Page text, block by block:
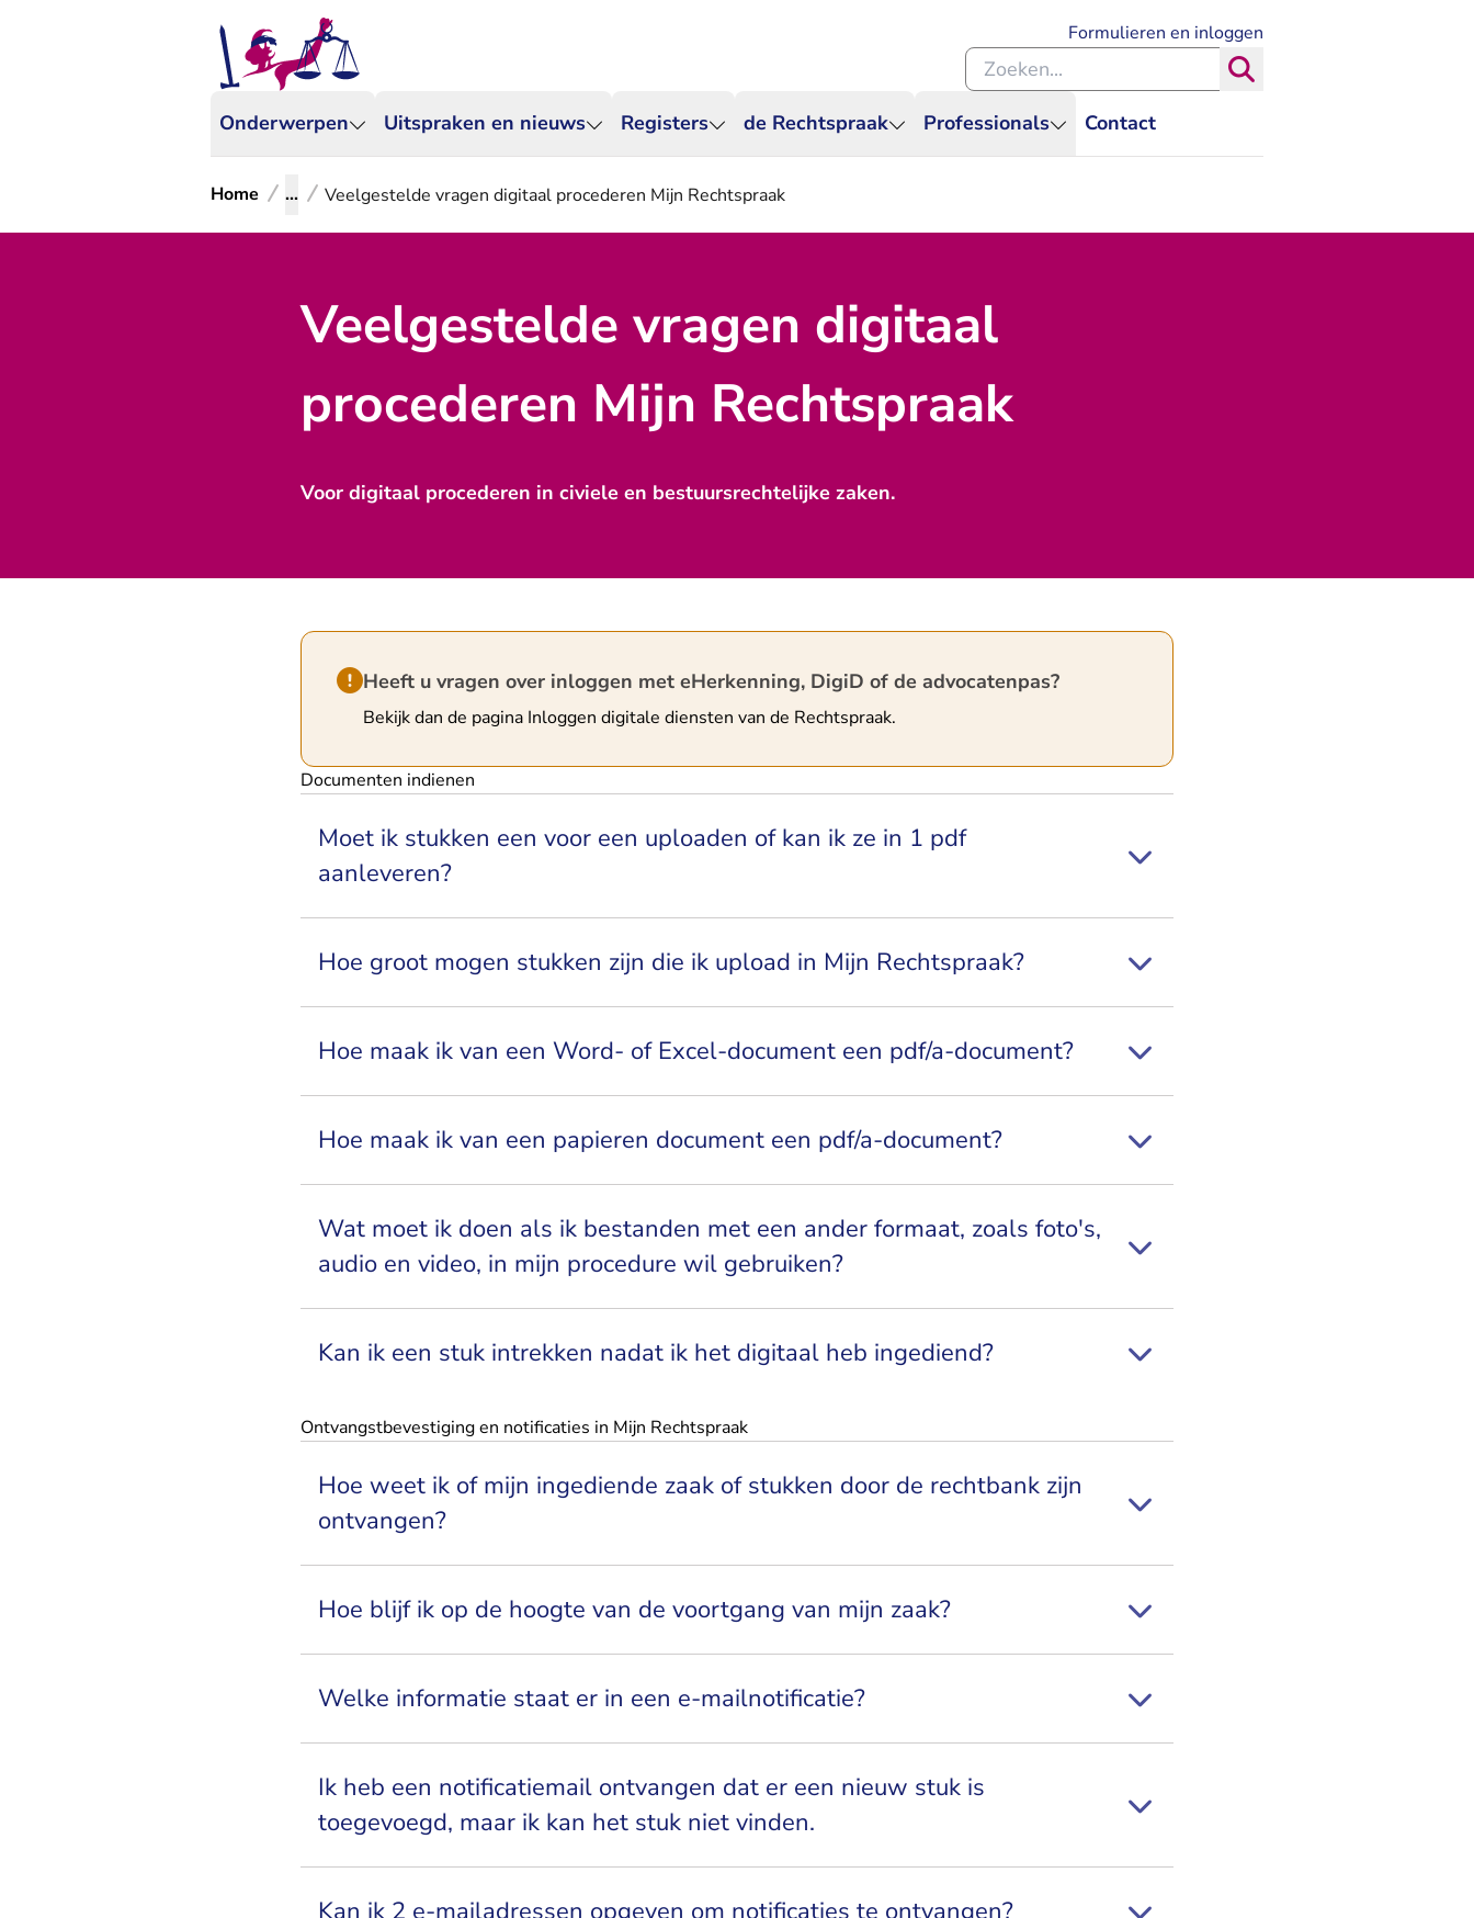
Onderwerpen Uitspraken en nieuws Registers de Rechtspraak Professionals Contact
Formulieren en inloggen
Zoeken binnen de Rechtspraak
Home ... Veelgestelde vragen digitaal procederen Mijn Rechtspraak
Veelgestelde vragen digitaal
procederen Mijn Rechtspraak
Voor digitaal procederen in civiele en bestuursrechtelijke zaken.
Hint van type waarschuwing
Heeft u vragen over inloggen met eHerkenning, DigiD of de advocatenpas?
Bekijk dan de pagina Inloggen digitale diensten van de Rechtspraak.
Documenten indienen
Moet ik stukken een voor een uploaden of kan ik ze in 1 pdf
aanleveren?
Hoe groot mogen stukken zijn die ik upload in Mijn Rechtspraak?
Hoe maak ik van een Word- of Excel-document een pdf/a-document? ​
Hoe maak ik van een papieren document een pdf/a-document?
Wat moet ik doen als ik bestanden met een ander formaat, zoals foto's,
audio en video, in mijn procedure wil gebruiken?
Kan ik een stuk intrekken nadat ik het digitaal heb ingediend?
Ontvangstbevestiging en notificaties in Mijn Rechtspraak
Hoe weet ik of mijn ingediende zaak of stukken door de rechtbank zijn
ontvangen?
Hoe blijf ik op de hoogte van de voortgang van mijn zaak?
Welke informatie staat er in een e-mailnotificatie?
Ik heb een notificatiemail ontvangen dat er een nieuw stuk is
toegevoegd, maar ik kan het stuk niet vinden.
Kan ik 2 e-mailadressen opgeven om notificaties te ontvangen?